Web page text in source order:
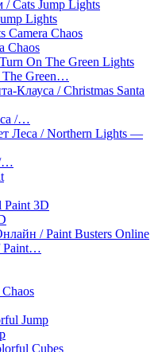
Lights
Chaos
The Green…
/…
/…
Paint…